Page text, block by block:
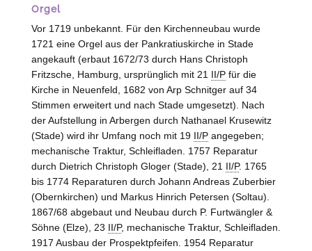
Orgel
Vor 1719 unbekannt. Für den Kirchenneubau wurde
1721 eine Orgel aus der Pankratiuskirche in Stade
angekauft (erbaut 1672/73 durch Hans Christoph
Fritzsche, Hamburg , ursprünglich mit 21 II/Pfür die
Kirche in Neuenfeld, 1682 von Arp Schnitger auf 34
Stimmen erweitert und nach Stade umgesetzt). Nach
der Aufstellung in Arbergen durch Nathanael Krusewitz
(Stade) wird ihr Umfang noch mit 19 II/Pangegeben;
mechanische Traktur, Schleifladen. 1757 Reparatur
durch Dietrich Christoph Gloger (Stade), 21 II/P. 1765
bis 1774 Reparaturen durch Johann Andreas Zuberbier
(Obernkirchen) und Markus Hinrich Petersen (Soltau).
1867/68 abgebaut und Neubau durch P. Furtwängler &
Söhne (Elze), 23 II/P, mechanische Traktur, Schleifladen.
1917 Ausbau der Prospektpfeifen. 1954 Reparatur